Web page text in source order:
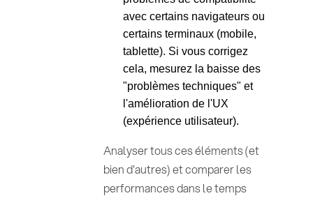
avec certains navigateurs ou
certains terminaux (mobile,
tablette). Si vous corrigez
cela, mesurez la baisse des
"problèmes techniques" et
l'amélioration de l'UX
(expérience utilisateur).
Analyser tous ces éléments (et
bien d'autres) et comparer les
performances dans le temps